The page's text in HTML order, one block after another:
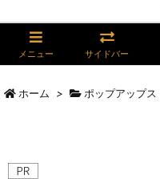
メニュー サイドバー
ホーム > ポップアップス